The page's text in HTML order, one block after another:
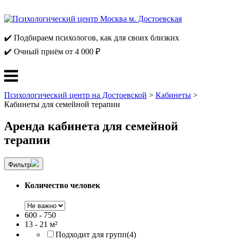
к
✔️ Подбираем психологов, как для своих близких
✔️ Очный приём от 4 000 ₽
Меню
Психологический центр на Достоевской > Кабинеты >
Кабинеты для семейной терапии
Аренда кабинета для семейной
терапии
Фильтр
Количество человек
600 - 750
13 - 21 м²
Подходит для групп(4)